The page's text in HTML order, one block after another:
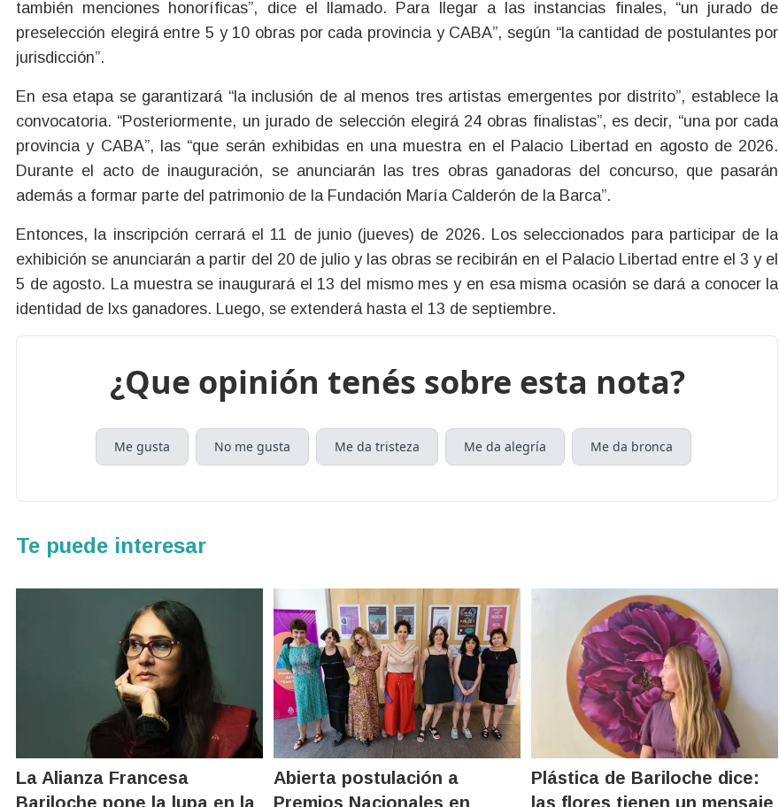
también menciones honoríficas”, dice el llamado. Para llegar a las instancias finales, “un jurado de
preselección elegirá entre 5 y 10 obras por cada provincia y CABA”, según “la cantidad de postulantes por
jurisdicción”.
En esa etapa se garantizará “la inclusión de al menos tres artistas emergentes por distrito”, establece la
convocatoria. “Posteriormente, un jurado de selección elegirá 24 obras finalistas”, es decir, “una por cada
provincia y CABA”, las “que serán exhibidas en una muestra en el Palacio Libertad en agosto de 2026.
Durante el acto de inauguración, se anunciarán las tres obras ganadoras del concurso, que pasarán
además a formar parte del patrimonio de la Fundación María Calderón de la Barca”.
Entonces, la inscripción cerrará el 11 de junio (jueves) de 2026. Los seleccionados para participar de la
exhibición se anunciarán a partir del 20 de julio y las obras se recibirán en el Palacio Libertad entre el 3 y el
5 de agosto. La muestra se inaugurará el 13 del mismo mes y en esa misma ocasión se dará a conocer la
identidad de lxs ganadores. Luego, se extenderá hasta el 13 de septiembre.
¿Que opinión tenés sobre esta nota?
Me gusta No me gusta Me da tristeza Me da alegría Me da bronca
Te puede interesar
La Alianza Francesa
Bariloche pone la lupa en la
Abierta postulación a
Premios Nacionales en
Plástica de Bariloche dice:
las flores tienen un mensaje